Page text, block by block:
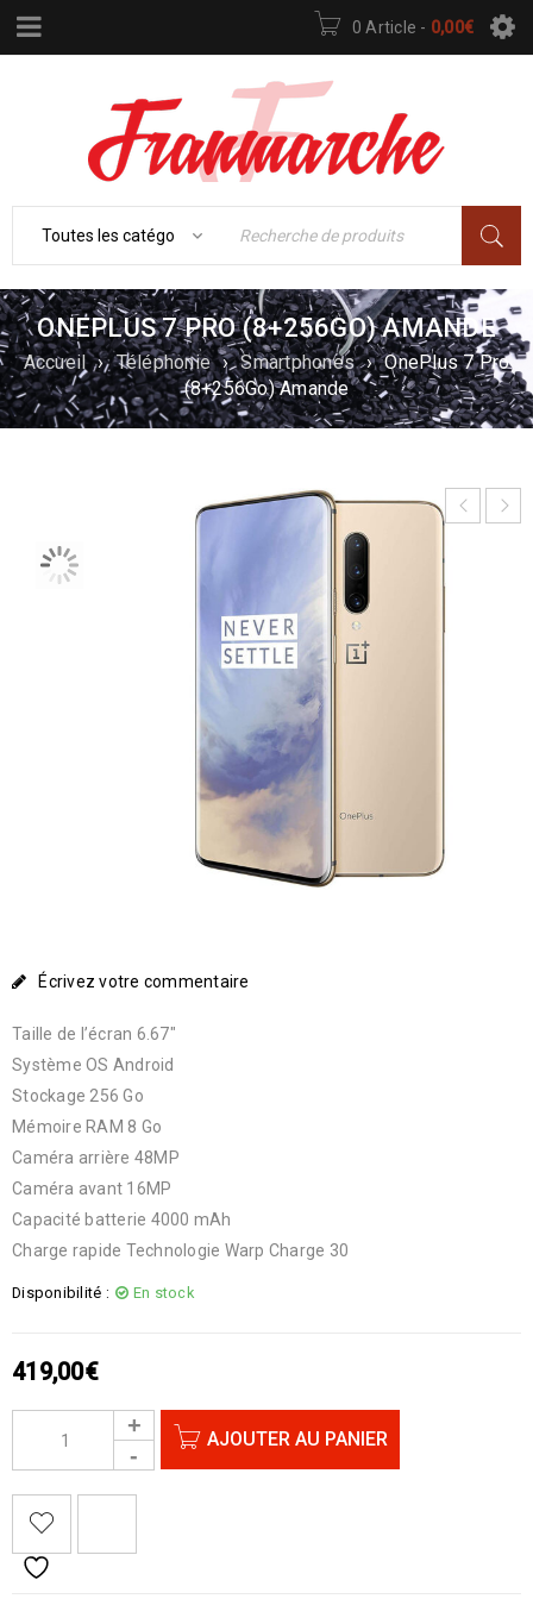
0 Article - 0,00€
ONEPLUS 7 PRO (8+256GO) AMANDE
Accueil › Téléphonie › Smartphones › OnePlus 7 Pro
(8+256Go) Amande
Écrivez votre commentaire
Taille de l’écran 6.67″
Système OS Android
Stockage 256 Go
Mémoire RAM 8 Go
Caméra arrière 48MP
Caméra avant 16MP
Capacité batterie 4000 mAh
Charge rapide Technologie Warp Charge 30
Disponibilité : En stock
419,00€
AJOUTER AU PANIER